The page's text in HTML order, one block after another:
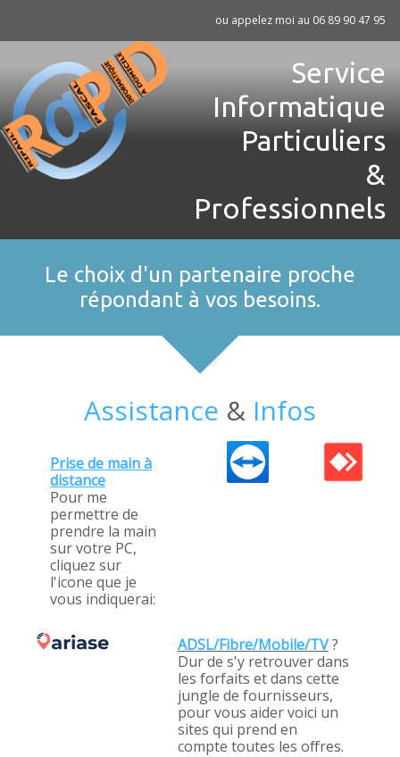
ou appelez moi au 06 89 90 47 95
Service
Informatique
Particuliers
&
Professionnels
Le choix d'un partenaire proche
répondant à vos besoins.
Assistance & Infos
Prise de main à
distance
Pour me
permettre de
prendre la main
sur votre PC,
cliquez sur
l'icone que je
vous indiquerai:
ADSL/Fibre/Mobile/TV?
Dur de s'y retrouver dans
les forfaits et dans cette
jungle de fournisseurs,
pour vous aider voici un
sites qui prend en
compte toutes les offres.